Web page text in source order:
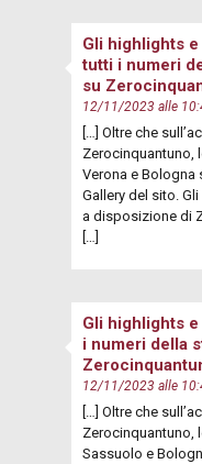
Gli highlights
tutti i numeri
su
12/11/2023 alle
[…] Oltre che
Zerocinquantuno,
Verona e
Gallery del sito.
a disposizione di
Gli highlights
i numeri della
12/11/2023 alle
[…] Oltre che
Zerocinquantuno,
Sassuolo e